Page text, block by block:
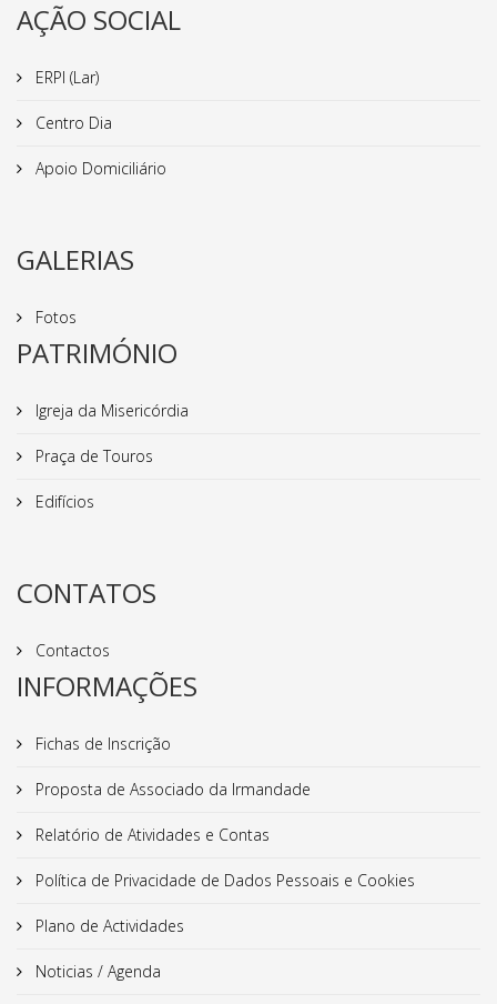
AÇÃO SOCIAL
ERPI (Lar)
Centro Dia
Apoio Domiciliário
GALERIAS
Fotos
PATRIMÓNIO
Igreja da Misericórdia
Praça de Touros
Edifícios
CONTATOS
Contactos
INFORMAÇÕES
Fichas de Inscrição
Proposta de Associado da Irmandade
Relatório de Atividades e Contas
Política de Privacidade de Dados Pessoais e Cookies
Plano de Actividades
Noticias / Agenda